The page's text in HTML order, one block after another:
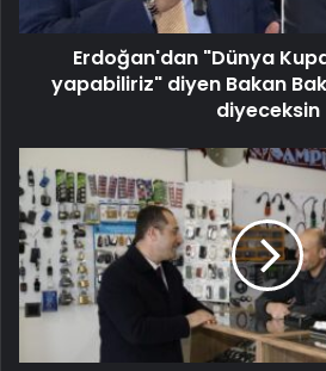
Erdoğan'dan "Dünya
yapabiliriz" diyen Bakan
diyeceksin